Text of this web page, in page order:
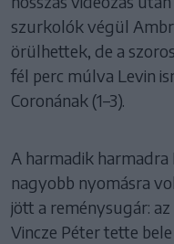
szurkolók végül
örülhettek, de a
fél perc múlva Levin
Coronának (1–3).
A harmadik
nagyobb nyomásra
jött a reménysugár:
Vincze Péter tette